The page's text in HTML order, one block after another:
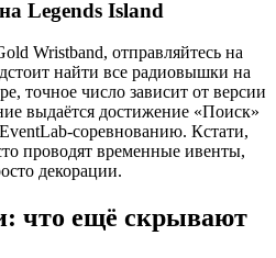
Legends Island
Wristband, отправляйтесь на
найти все радиовышки на
точное число зависит от версии
выдаётся достижение «Поиск»
соревнованию. Кстати,
проводят временные ивенты,
декорации.
что ещё скрывают